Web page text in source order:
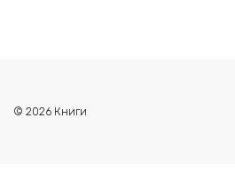
© 2026 Книги